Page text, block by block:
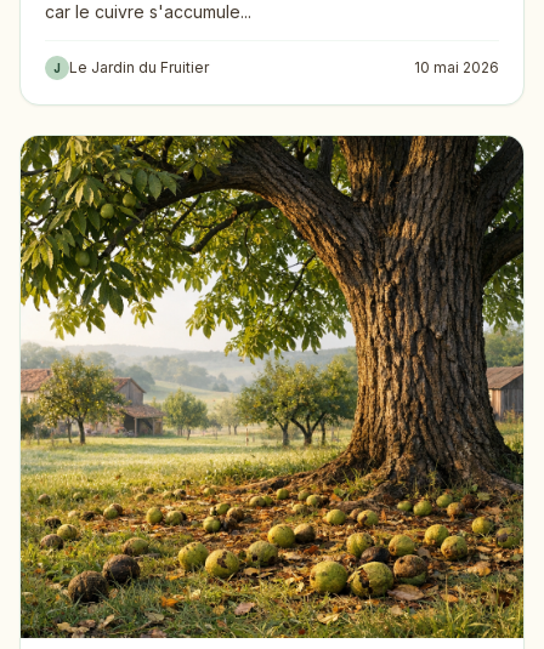
car le cuivre s'accumule...
J Le Jardin du Fruitier 10 mai 2026